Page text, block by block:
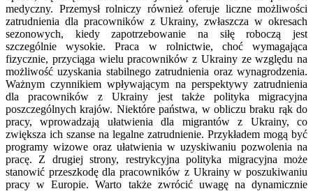
medyczny. Przemysł rolniczy również oferuje liczne możliwości
zatrudnienia dla pracowników z Ukrainy, zwłaszcza w okresach
sezonowych, kiedy zapotrzebowanie na siłę roboczą jest
szczególnie wysokie. Praca w rolnictwie, choć wymagająca
fizycznie, przyciąga wielu pracowników z Ukrainy ze względu na
możliwość uzyskania stabilnego zatrudnienia oraz wynagrodzenia.
Ważnym czynnikiem wpływającym na perspektywy zatrudnienia
dla pracowników z Ukrainy jest także polityka migracyjna
poszczególnych krajów. Niektóre państwa, w obliczu braku rąk do
pracy, wprowadzają ułatwienia dla migrantów z Ukrainy, co
zwiększa ich szanse na legalne zatrudnienie. Przykładem mogą być
programy wizowe oraz ułatwienia w uzyskiwaniu pozwolenia na
pracę. Z drugiej strony, restrykcyjna polityka migracyjna może
stanowić przeszkodę dla pracowników z Ukrainy w poszukiwaniu
pracy w Europie. Warto także zwrócić uwagę na dynamicznie